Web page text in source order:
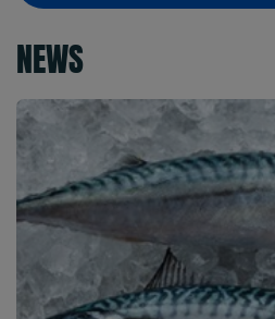
NEWS